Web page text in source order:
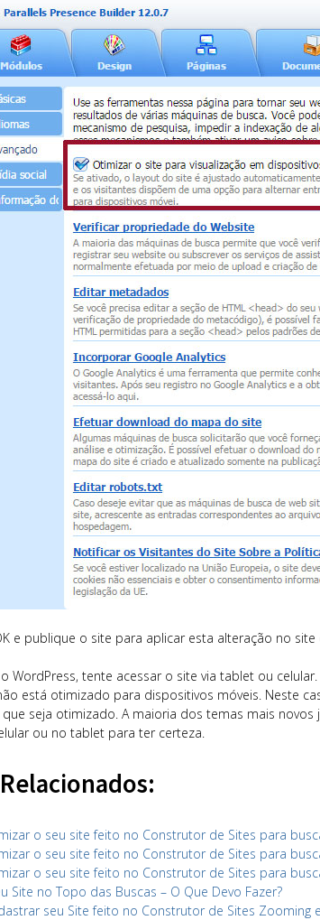
e publique o site para aplicar esta alteração no
WordPress, tente acessar o site via tablet ou
está otimizado para dispositivos móveis. Neste
seja otimizado. A maioria dos temas mais novos
ou no tablet para ter certeza.
o seu site feito no Construtor de Sites para
o seu site feito no Construtor de Sites para
o seu site feito no Construtor de Sites para
Site no Topo das Buscas – O Que Devo Fazer?
seu Site feito no Construtor de Sites Zooming